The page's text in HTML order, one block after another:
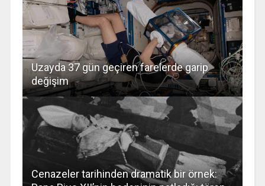
Uzayda 37 gün geçiren farelerde garip
değişim
Cenazeler tarihinden dramatik bir örnek: